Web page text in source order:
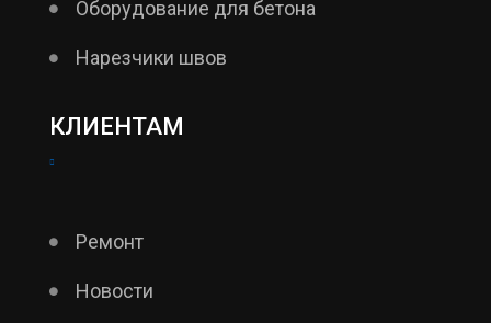
Оборудование для бетона
Нарезчики швов
КЛИЕНТАМ
Ремонт
Новости